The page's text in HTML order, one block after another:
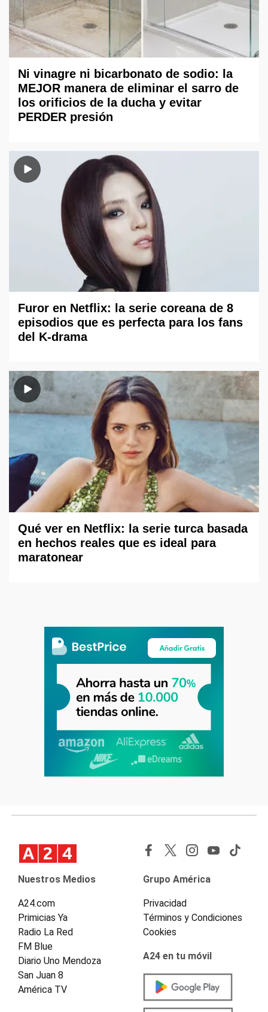
Ni vinagre ni bicarbonato de sodio: la
MEJOR manera de eliminar el sarro de
los orificios de la ducha y evitar
PERDER presión
Furor en Netflix: la serie coreana de 8
episodios que es perfecta para los fans
del K-drama
Qué ver en Netflix: la serie turca basada
en hechos reales que es ideal para
maratonear
Nuestros Medios
A24.com
Primicias Ya
Radio La Red
FM Blue
Diario Uno Mendoza
San Juan 8
América TV
Grupo América
Privacidad
Términos y Condiciones
Cookies
A24 en tu móvil